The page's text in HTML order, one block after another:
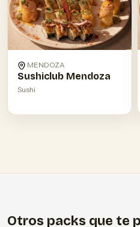
MENDOZA
Sushiclub Mendoza
Sushi
Otros packs que te